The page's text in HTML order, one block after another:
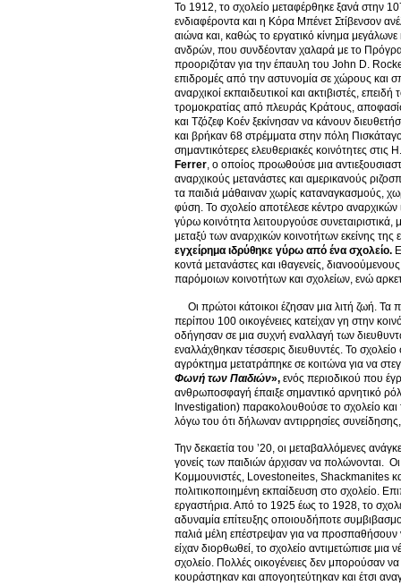
Το 1912, το σχολείο μεταφέρθηκε ξανά στην
ενδιαφέροντα και η Κόρα Μπένετ Στίβενσον
αιώνα και, καθώς το εργατικό κίνημα
ανδρών, που συνδέονταν χαλαρά με το
προοριζόταν για την έπαυλη του John D.
επιδρομές από την αστυνομία σε χώρους και
αναρχικοί εκπαιδευτικοί και ακτιβιστές,
τρομοκρατίας από πλευράς Κράτους,
και Τζόζεφ Κοέν ξεκίνησαν να κάνουν
και βρήκαν 68 στρέμματα στην πόλη
σημαντικότερες ελευθεριακές κοινότητες
Ferrer, ο οποίος προωθούσε μια
αναρχικούς μετανάστες και αμερικανούς
τα παιδιά μάθαιναν χωρίς καταναγκασμούς,
φύση. Το σχολείο αποτέλεσε κέντρο αναρχικών
γύρω κοινότητα λειτουργούσε
μεταξύ των αναρχικών κοινοτήτων εκείνης
εγχείρημα ιδρύθηκε γύρω από ένα σχολείο.
κοντά μετανάστες και ιθαγενείς,
παρόμοιων κοινοτήτων και σχολείων, ενώ
Οι πρώτοι κάτοικοι έζησαν μια λιτή ζωή. Τα
περίπου 100 οικογένειες κατείχαν γη στην
οδήγησαν σε μια συχνή εναλλαγή των
εναλλάχθηκαν τέσσερις διευθυντές. Το
αγρόκτημα μετατράπηκε σε κοιτώνα για να
Φωνή των Παιδιών», ενός περιοδικού που
ανθρωποσφαγή έπαιξε σημαντικό αρνητικό
Investigation) παρακολουθούσε το σχολείο και
λόγω του ότι δήλωναν αντιρρησίες
Την δεκαετία του ’20, οι μεταβαλλόμενες
γονείς των παιδιών άρχισαν να πολώνονται. Οι
Κομμουνιστές, Lovestoneites, Shackmanites
πολιτικοποιημένη εκπαίδευση στο σχολείο.
εργαστήρια. Από το 1925 έως το 1928, το
αδυναμία επίτευξης οποιουδήποτε
παλιά μέλη επέστρεψαν για να
είχαν διορθωθεί, το σχολείο αντιμετώπισε
σχολείο. Πολλές οικογένειες δεν μπορούσαν
κουράστηκαν και απογοητεύτηκαν και έτσι